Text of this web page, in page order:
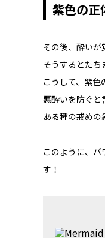
紫色の
その後、酔いが
そうするとたち
こうして、紫色
悪酔いを防ぐと
ある種の戒めの
このように、
す！